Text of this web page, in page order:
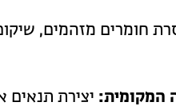
חומרים מזהמים,
המקומית: יצירת תנאים